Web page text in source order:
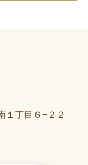
１丁目６−２２